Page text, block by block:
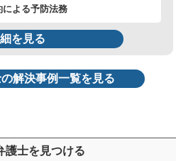
による予防法務
を見る
解決事例一覧を見る
護士を見つける